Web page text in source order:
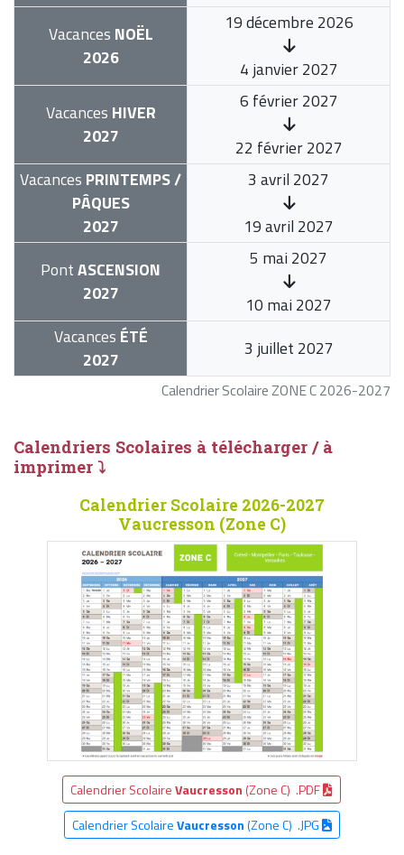
Calendrier Scolaire ZONE C 2026-2027
Vacances NOËL
2026
19 décembre 2026
4 janvier 2027
Vacances HIVER
2027
6 février 2027
22 février 2027
Vacances PRINTEMPS /
PÂQUES
2027
3 avril 2027
19 avril 2027
PontASCENSION
2027
5 mai 2027
10 mai 2027
Vacances ÉTÉ
2027
3 juillet 2027
Calendriers Scolaires à télécharger / à
imprimer ⤵
Calendrier Scolaire 2026-2027
Vaucresson (Zone C)
Calendrier ScolaireVaucresson (Zone C) .PDF
Calendrier ScolaireVaucresson(Zone C) .JPG